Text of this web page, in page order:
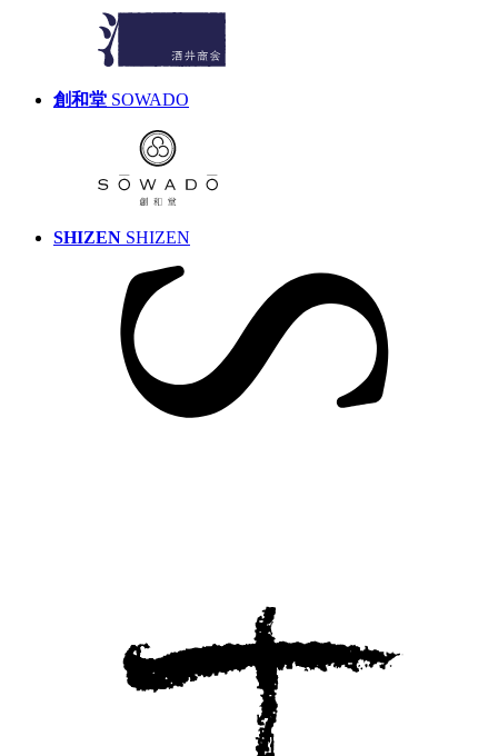
創和堂 SOWADO
SHIZEN SHIZEN